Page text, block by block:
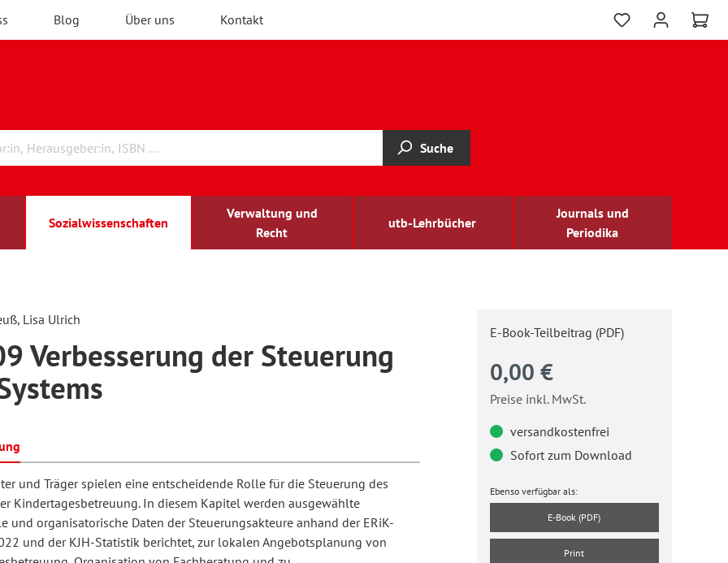
Blog Über uns Kontakt
Suche
Sozialwissenschaften
Verwaltung und
Recht
utb-Lehrbücher
Journals und
Periodika
BildungBildung
und Wissenschaft
und Unterrichtsforschung
und
forum
Forum
Lisa Ulrich
Verbesserung der Steuerung
und Träger spielen eine entscheidende Rolle für die Steuerung des
Kindertagesbetreuung. In diesem Kapitel werden ausgewählte
und organisatorische Daten der Steuerungsakteure anhand der ERiK-
und der KJH-Statistik berichtet, zur lokalen Angebotsplanung von
E-Book-Teilbeitrag (PDF)
0,00 €
Preise inkl. MwSt.
versandkostenfrei
Sofort zum Download
Ebenso verfügbar als:
E-Book (PDF)
Print